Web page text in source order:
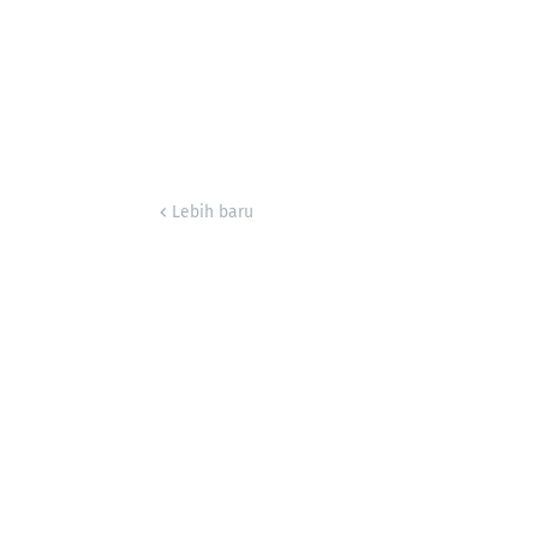
Lebih baru